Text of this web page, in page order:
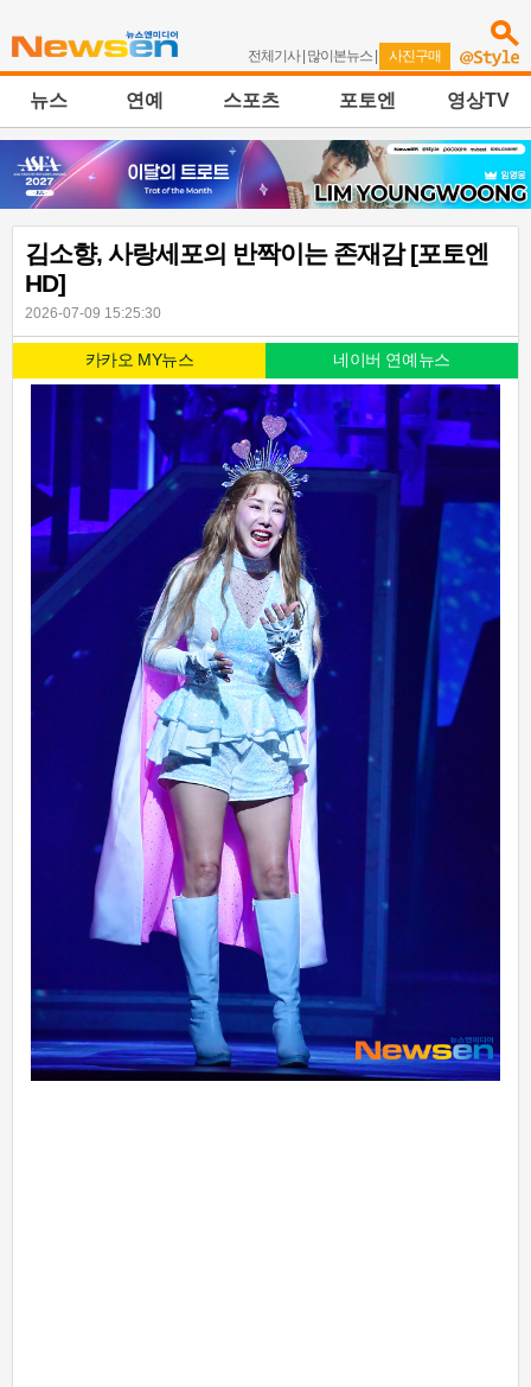
전체기사| 많이본뉴스 | 사진구매
뉴스 연예 스포츠 포토엔 영상TV
김소향, 사랑세포의 반짝이는 존재감 [포토엔
HD]
2026-07-09 15:25:30
카카오 MY뉴스 네이버 연예뉴스